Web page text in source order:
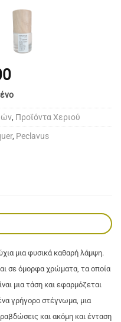
, Προϊόντα Χεριού
, Peclavus
μια φυσικά καθαρή λάμψη.
σε όμορφα χρώματα, τα οποία
μια τάση και εφαρμόζεται
γρήγορο στέγνωμα, μια
και ακόμη και ένταση